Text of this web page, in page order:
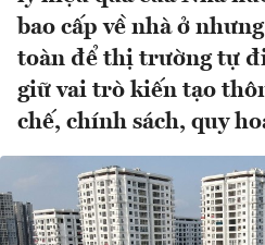
bao cấp về nhà ở
toàn để thị trường tự
giữ vai trò kiến tạo
chế, chính sách, quy